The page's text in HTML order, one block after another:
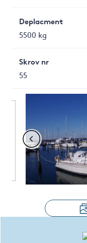
Deplacment
5500 kg
Skrov nr
55